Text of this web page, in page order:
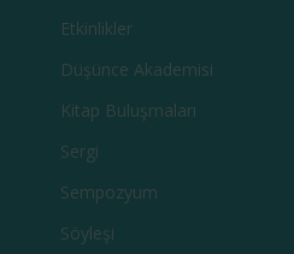
Etkinlikler
Düşünce Akademisi
Kitap Buluşmaları
Sergi
Sempozyum
Söyleşi